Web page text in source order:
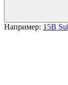
Например: 15B